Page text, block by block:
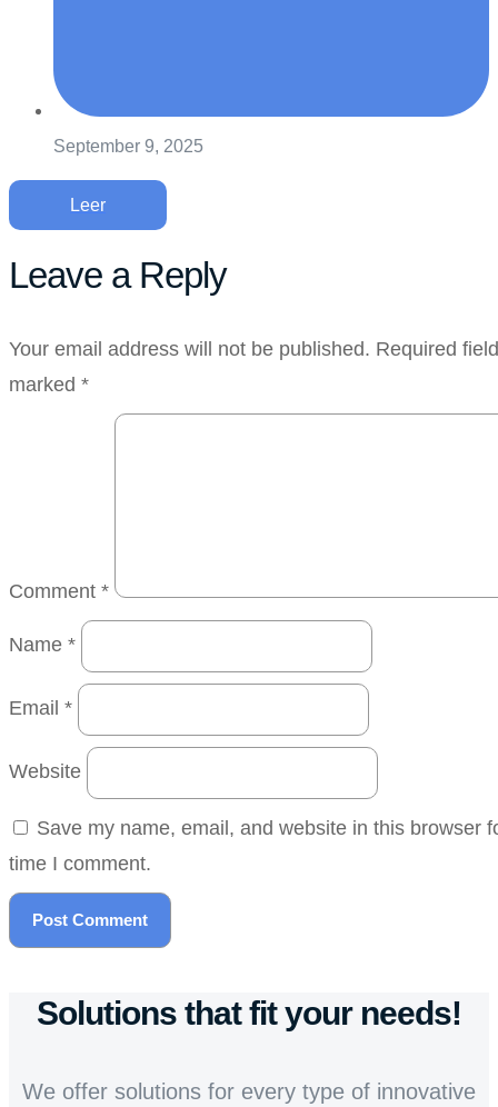
September 9, 2025
Leer
Leave a Reply
Your email address will not be published. Required
marked *
Comment *
Name *
Email *
Website
Save my name, email, and website in this browser
time I comment.
Solutions that fit your needs!
We offer solutions for every type of innovative